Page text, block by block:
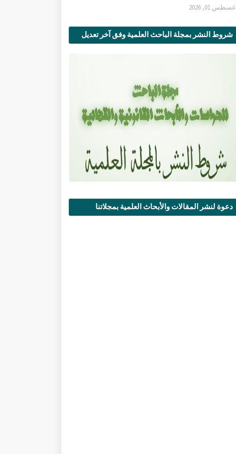
أغسطس 01, 2026
شروط النشر بمجلة الباحث العلمية وفق آخر تعديل
دعوة لنشر المقالات والأبحاث العلمية بمجلاتنا